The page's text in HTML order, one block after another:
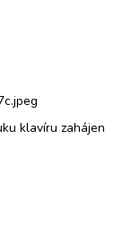
klavíru zahájen